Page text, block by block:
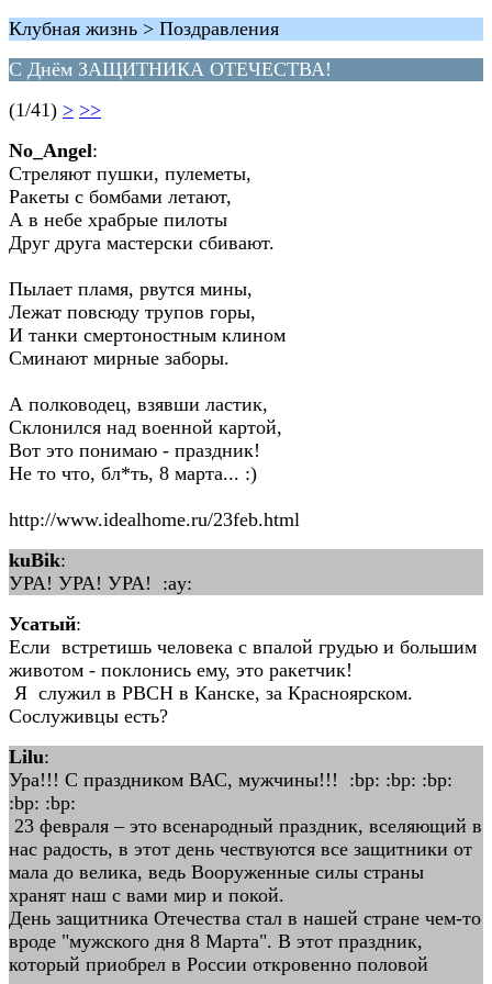
Клубная жизнь > Поздравления
С Днём ЗАЩИТНИКА ОТЕЧЕСТВА!
(1/41) > >>
No_Angel:
Стреляют пушки, пулеметы,
Ракеты с бомбами летают,
А в небе храбрые пилоты
Друг друга мастерски сбивают.
Пылает пламя, рвутся мины,
Лежат повсюду трупов горы,
И танки смертоностным клином
Сминают мирные заборы.
А полководец, взявши ластик,
Склонился над военной картой,
Вот это понимаю - праздник!
Не то что, бл*ть, 8 марта... :)
http://www.idealhome.ru/23feb.html
kuBik:
УРА! УРА! УРА! :ay:
Усатый:
Если встретишь человека с впалой грудью и большим
животом - поклонись ему, это ракетчик!
Я служил в РВСН в Канске, за Красноярском.
Сослуживцы есть?
Lilu:
Ура!!! С праздником ВАС, мужчины!!! :bp: :bp: :bp:
:bp: :bp:
23 февраля – это всенародный праздник, вселяющий в
нас радость, в этот день чествуются все защитники от
мала до велика, ведь Вооруженные силы страны
хранят наш с вами мир и покой.
День защитника Отечества стал в нашей стране чем-то
вроде "мужского дня 8 Марта". В этот праздник,
который приобрел в России откровенно половой